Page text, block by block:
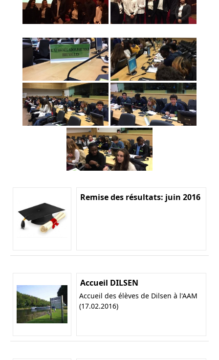
Remise des résultats: juin 2016
Accueil DILSEN
Accueil des élèves de Dilsen à l'AAM
(17.02.2016)